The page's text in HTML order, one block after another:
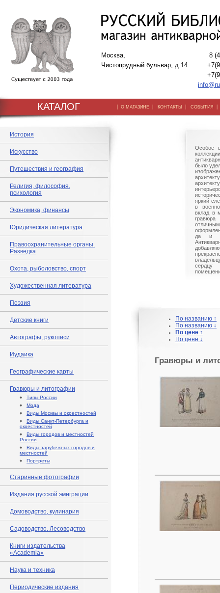
Москва,
Чистопрудный бульвар, д.14
8
КАТАЛОГ | О МАГАЗИНЕ | КОНТАКТЫ | СОБЫТИЯ
История
Искусство
Путешествия и география
Религия, философия,
психология
Экономика, финансы
Юридическая литература
Правоохранительные органы.
Разведка
Охота, рыболовство, спорт
Художественная литература
Поэзия
Детские книги
Автографы, рукописи
Иудаика
Географические карты
Гравюры и литографии
♦ Типы России
♦ Мода
♦ Виды Москвы и окрестностей
♦ Виды Санкт-Петербурга и
окрестностей
♦ Виды городов и местностей
России
♦ Виды зарубежных городов и
местностей
♦ Портреты
Старинные фотографии
Издания русской эмиграции
Домоводство, кулинария
Садоводство. Лесоводство
Книги издательства
«Academia»
Наука и техника
Периодические издания
Особое
было
яркий
в
вклад в
да и
сердцу
По названию ↑
По названию ↓
По цене ↑
По цене ↓
Гравюры и